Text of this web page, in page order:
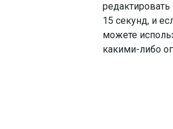
15 секунд, и
можете
какими-либо